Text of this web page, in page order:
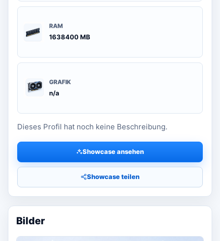
RAM
1638400 MB
GRAFIK
n/a
Dieses Profil hat noch keine Beschreibung.
Showcase ansehen
Showcase teilen
Bilder